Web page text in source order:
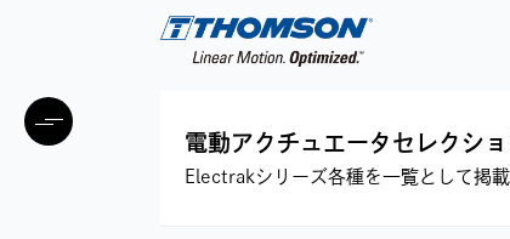
電動アクチュエータセレクシ
Electrakシリーズ各種を一覧として掲載